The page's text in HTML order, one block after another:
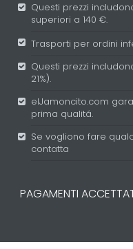
Questi prezzi
superiori a 140 €.
Trasporti per ordini
Questi prezzi
21%).
elJamoncito.com
prima qualitá.
Se vogliono fare
contatta
PAGAMENTI